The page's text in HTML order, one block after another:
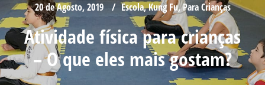
20 de Agosto, 2019 Escola,Kung Fu,Para Crianças
Atividade física para crianças
– O que eles mais gostam?